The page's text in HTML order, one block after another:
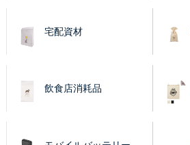
宅配資材
飲食店消耗品